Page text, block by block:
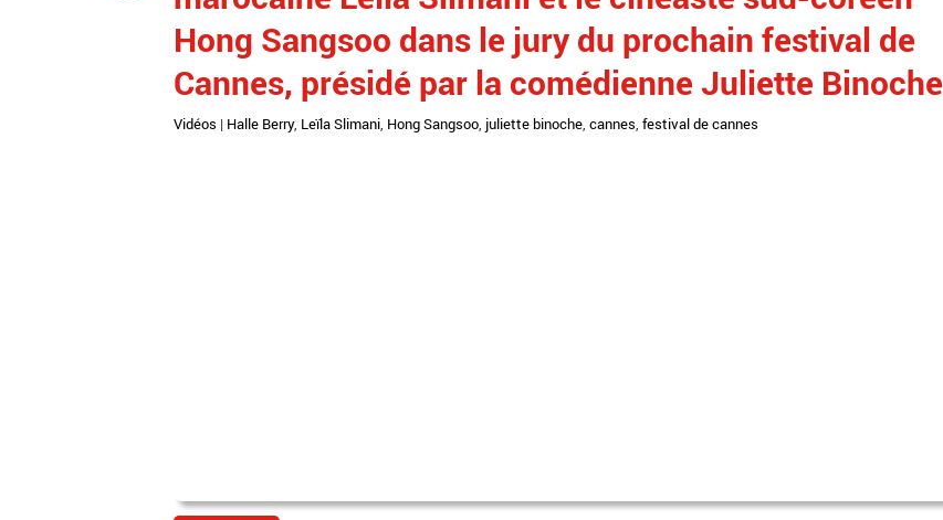
Hong Sangsoo dans le jury du prochain festival de
Cannes, présidé par la comédienne Juliette Binoche
Vidéos | Halle Berry, Leïla Slimani Hong Sangsoo juliette binoche cannes festival de cannes